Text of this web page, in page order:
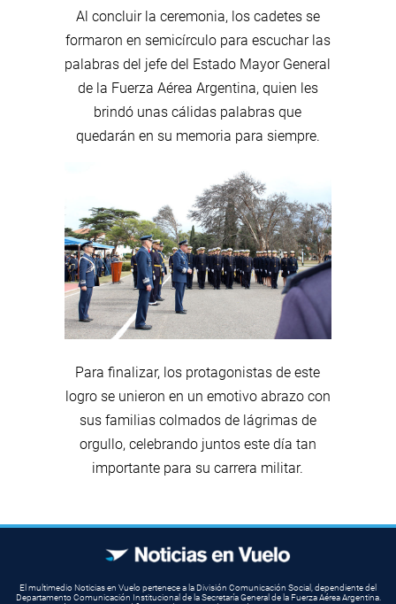
Al concluir la ceremonia, los cadetes se
formaron en semicírculo para escuchar las
palabras del jefe del Estado Mayor General
de la Fuerza Aérea Argentina, quien les
brindó unas cálidas palabras que
quedarán en su memoria para siempre.
Para finalizar, los protagonistas de este
logro se unieron en un emotivo abrazo con
sus familias colmados de lágrimas de
orgullo, celebrando juntos este día tan
importante para su carrera militar.
El multimedio Noticias en Vuelo pertenece a la División Comunicación Social, dependiente del
Departamento Comunicación Institucional de la Secretaría General de la Fuerza Aérea Argentina.